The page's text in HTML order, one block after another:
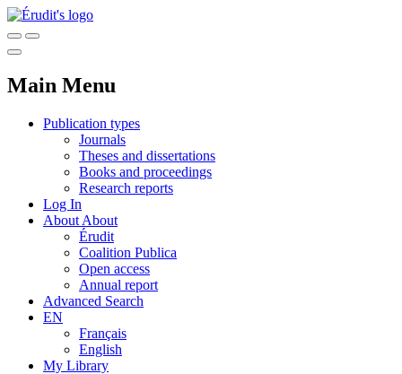
Main Menu
Publication types
Journals
Theses and dissertations
Books and proceedings
Research reports
Log In
About About
Érudit
Coalition Publica
Open access
Annual report
Advanced Search
EN
Français
English
My Library